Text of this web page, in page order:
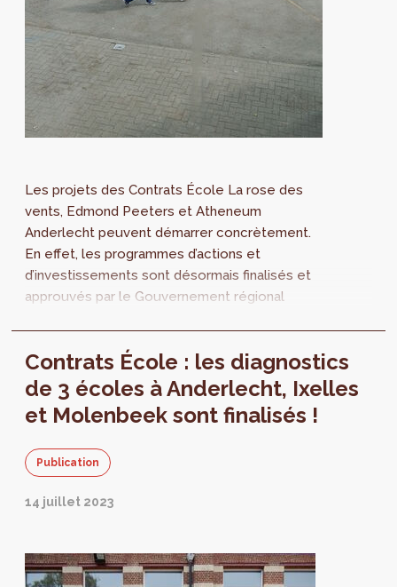
Les projets des Contrats École La rose des
vents, Edmond Peeters et Atheneum
Anderlecht peuvent démarrer concrètement.
En effet, les programmes d’actions et
d’investissements sont désormais finalisés et
approuvés par le Gouvernement régional
Contrats École : les diagnostics
de 3 écoles à Anderlecht, Ixelles
et Molenbeek sont finalisés !
Publication
14 juillet 2023